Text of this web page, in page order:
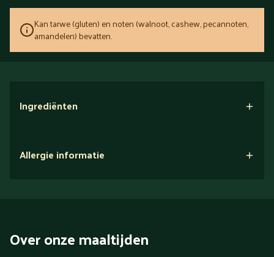
Kan tarwe (gluten) en noten (walnoot, cashew, pecannoten,
amandelen) bevatten.
Ingrediënten
Allergie informatie
Over onze maaltijden